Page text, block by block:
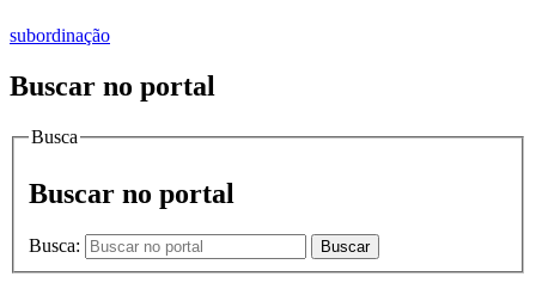
subordinação
Buscar no portal
Busca
Buscar no portal
Busca: Buscar